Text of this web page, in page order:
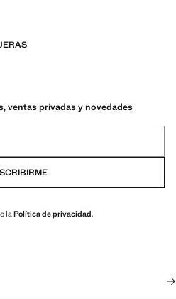
ventas privadas y novedades
laPolítica de privacidad.